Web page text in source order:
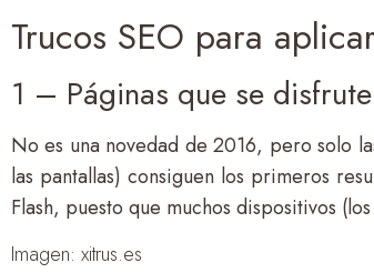
Trucos SEO para
1 – Páginas que se
No es una novedad de 2016, pero solo
las pantallas) consiguen los primeros
Flash, puesto que muchos dispositivos
Imagen: xitrus.es